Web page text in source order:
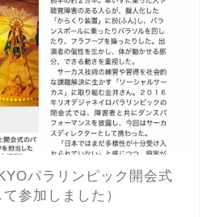
パラリンピック開会式
参加しました）